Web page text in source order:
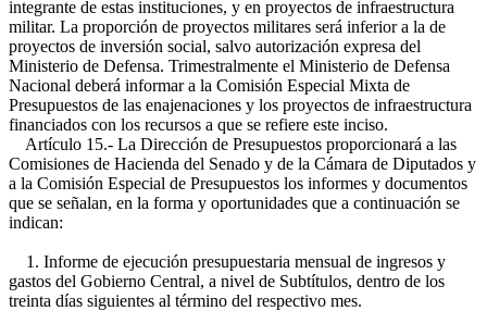
integrante de estas instituciones, y en proyectos de infraestructura
militar. La proporción de proyectos militares será inferior a la de
proyectos de inversión social, salvo autorización expresa del
Ministerio de Defensa. Trimestralmente el Ministerio de Defensa
Nacional deberá informar a la Comisión Especial Mixta de
Presupuestos de las enajenaciones y los proyectos de infraestructura
financiados con los recursos a que se refiere este inciso.
Artículo 15.- La Dirección de Presupuestos proporcionará a las
Comisiones de Hacienda del Senado y de la Cámara de Diputados y
a la Comisión Especial de Presupuestos los informes y documentos
que se señalan, en la forma y oportunidades que a continuación se
indican:
1. Informe de ejecución presupuestaria mensual de ingresos y
gastos del Gobierno Central, a nivel de Subtítulos, dentro de los
treinta días siguientes al término del respectivo mes.